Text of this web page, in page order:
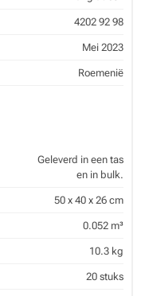
4202 92 98
Mei 2023
Roemenië
Geleverd in een tas
en in bulk.
50 x 40 x 26 cm
0.052 m³
10.3 kg
20 stuks